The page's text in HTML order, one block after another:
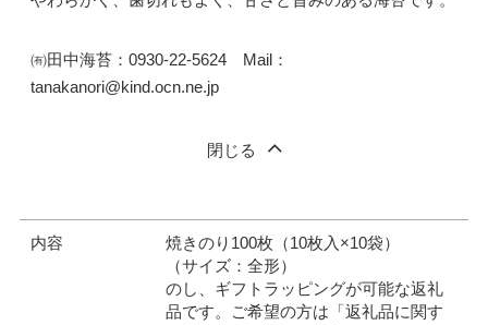
㈲田中海苔：0930-22-5624 Mail：
tanakanori@kind.ocn.ne.jp
閉じる
内容
焼きのり100枚（10枚入×10袋）
（サイズ：全形）
のし、ギフトラッピングが可能な返礼
品です。ご希望の方は「返礼品に関す